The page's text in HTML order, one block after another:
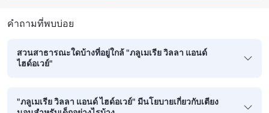
คำถามที่พบบ่อย
สวนสาธารณะใดบ้างที่อยู่ใกล้ "ภลูเมเรีย วิลลา แอนด์
ไฮด์อเวย์"
"ภลูเมเรีย วิลลา แอนด์ ไฮด์อเวย์" มีนโยบายเกี่ยวกับเตียง